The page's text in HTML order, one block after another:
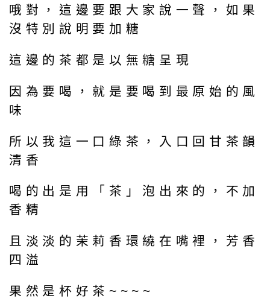
哦對，這邊要跟大家說一聲，如果
沒特別說明要加糖
這邊的茶都是以無糖呈現
因為要喝，就是要喝到最原始的風
味
所以我這一口綠茶，入口回甘茶韻
清香
喝的出是用「茶」泡出來的，不加
香精
且淡淡的茉莉香環繞在嘴裡，芳香
四溢
果然是杯好茶~~~~